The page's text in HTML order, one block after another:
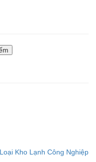
Kho Lạnh Công Nghiệp